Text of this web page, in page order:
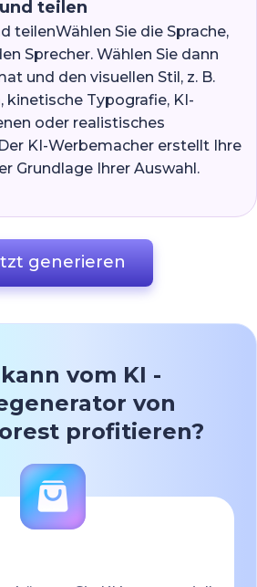
teilen
teilenWählen Sie die Sprache,
Sprecher. Wählen Sie dann
und den visuellen Stil, z. B.
kinetische Typografie, KI-
oder realistisches
KI-Werbemacher erstellt Ihre
Grundlage Ihrer Auswahl.
generieren
vom KI -
von
profitieren?